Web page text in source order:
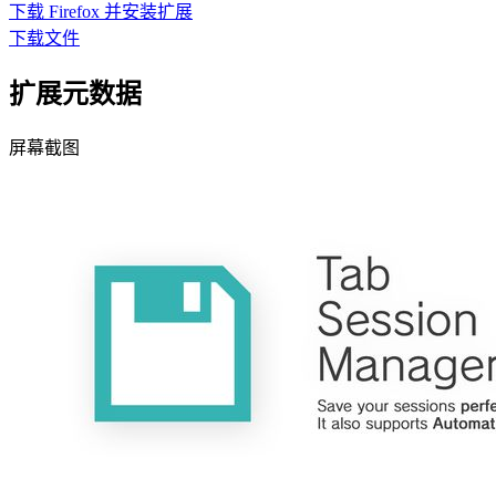
下载 Firefox 并安装扩展
下载文件
扩展元数据
屏幕截图